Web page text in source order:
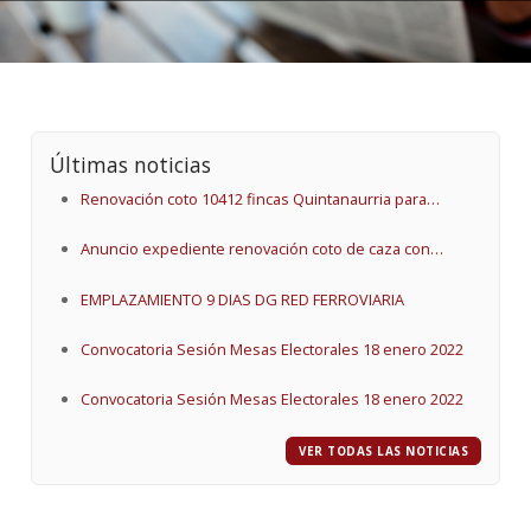
Últimas noticias
Renovación coto 10412 fincas Quintanaurria para
Anuncio expediente renovación coto de caza con
EMPLAZAMIENTO 9 DIAS DG RED FERROVIARIA
Convocatoria Sesión Mesas Electorales 18 enero 2022
Convocatoria Sesión Mesas Electorales 18 enero 2022
VER TODAS LAS NOTICIAS